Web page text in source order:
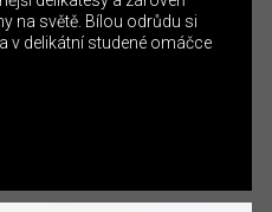
na světě. Bílou odrůdu si
v delikátní studené omáčce